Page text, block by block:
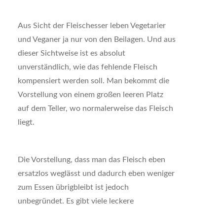
Aus Sicht der Fleischesser leben Vegetarier
und Veganer ja nur von den Beilagen. Und aus
dieser Sichtweise ist es absolut
unverständlich, wie das fehlende Fleisch
kompensiert werden soll. Man bekommt die
Vorstellung von einem großen leeren Platz
auf dem Teller, wo normalerweise das Fleisch
liegt.
Die Vorstellung, dass man das Fleisch eben
ersatzlos weglässt und dadurch eben weniger
zum Essen übrigbleibt ist jedoch
unbegründet. Es gibt viele leckere